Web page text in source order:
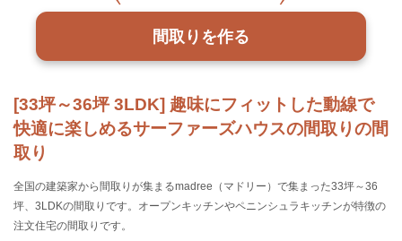
[33坪～36坪 3LDK] 趣味にフィットした動線で
快適に楽しめるサーファーズハウスの間取りの間
取り
全国の建築家から間取りが集まるmadree（マドリー）で集まった33坪～36
坪、3LDKの間取りです。オープンキッチンやペニンシュラキッチンが特徴の
注文住宅の間取りです。
間取りを作る